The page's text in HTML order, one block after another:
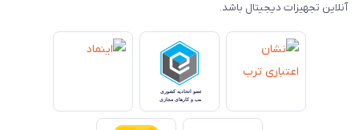
آنلاین تجهیزات دیجیتال باشد.